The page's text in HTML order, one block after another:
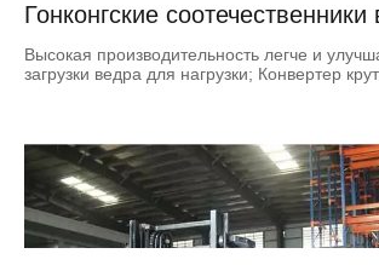
Гонконгские
домой культурные делегации.
Высокая производительность легче и
загрузки ведра для нагрузки; Конвертер